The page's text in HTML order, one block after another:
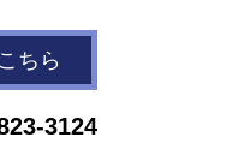
ちら
3124